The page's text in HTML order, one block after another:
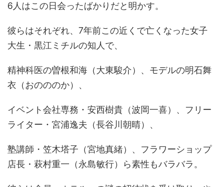
6人はこの日会ったばかりだと明かす。
彼らはそれぞれ、7年前この近くで亡くなった女子
大生・黒江ミチルの知人で、
精神科医の曽根和海（大東駿介）、モデルの明石舞
衣（おのののか）、
イベント会社専務・安西樹貴（波岡一喜）、フリー
ライター・宮浦逸夫（長谷川朝晴）、
塾講師・笠木塔子（宮地真緒）、フラワーショップ
店長・萩村重一（永島敏行）ら素性もバラバラ。